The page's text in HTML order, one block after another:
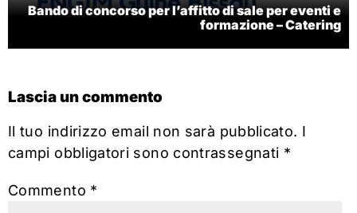
Bando di concorso per l’affitto di sale per eventi e
formazione – Catering
Lascia un commento
Il tuo indirizzo email non sarà pubblicato. I
campi obbligatori sono contrassegnati *
Commento *